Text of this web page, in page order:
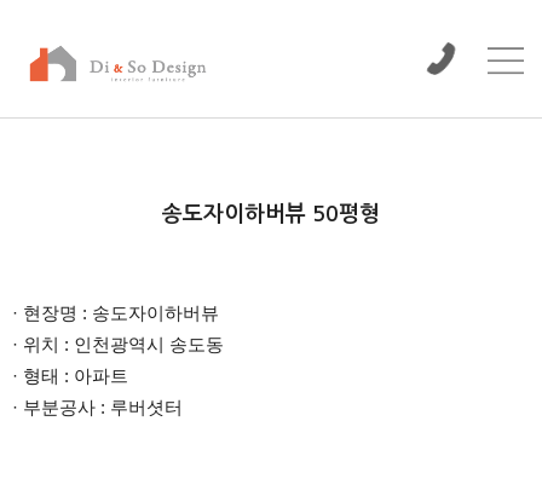
송도자이하버뷰 50평형
· 현장명 : 송도자이하버뷰
· 위치 : 인천광역시 송도동
· 형태 : 아파트
· 부분공사 : 루버셧터